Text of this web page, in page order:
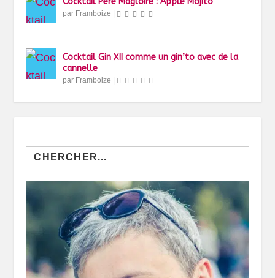
par Framboize
Cocktail Gin XII comme un gin’to avec de la
cannelle
par Framboize
Search
for: